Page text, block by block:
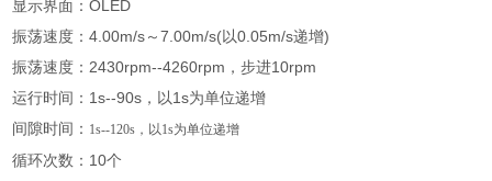
显示界面：OLED
振荡速度：4.00m/s～7.00m/s(以0.05m/s递增)
振荡速度：2430rpm--4260rpm，步进10rpm
运行时间：1s--90s，以1s为单位递增
间隙时间： 1s--120s，以1s为单位递增
循环次数：10个